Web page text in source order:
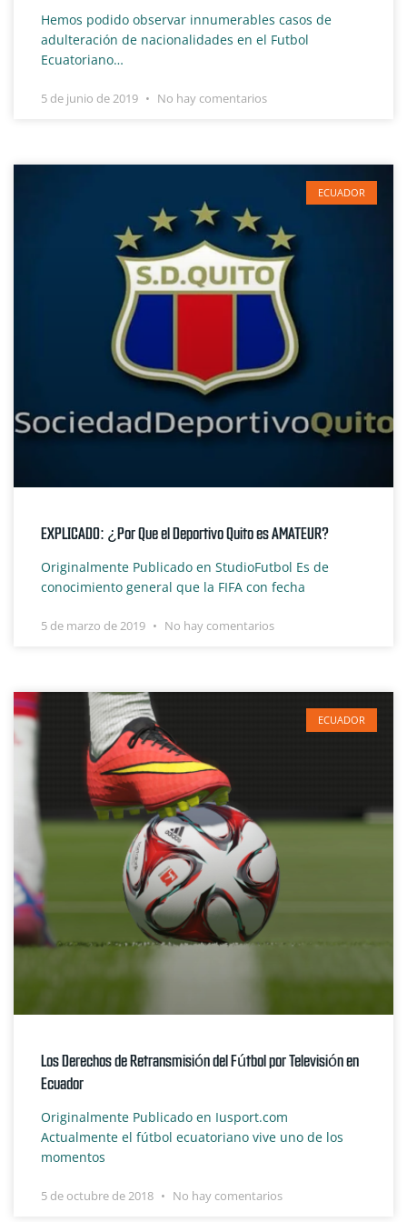
Hemos podido observar innumerables casos de
adulteración de nacionalidades en el Futbol
Ecuatoriano…
5 de junio de 2019 No hay comentarios
ECUADOR
EXPLICADO: ¿Por Que el Deportivo Quito es AMATEUR?
Originalmente Publicado en StudioFutbol Es de
conocimiento general que la FIFA con fecha
5 de marzo de 2019 No hay comentarios
ECUADOR
Los Derechos de Retransmisión del Fútbol por Televisión en
Ecuador
Originalmente Publicado en Iusport.com
Actualmente el fútbol ecuatoriano vive uno de los
momentos
5 de octubre de 2018 No hay comentarios